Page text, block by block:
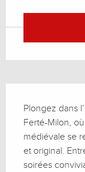
Plongez dans
Ferté-Milon,
médiévale se
et original.
soirées